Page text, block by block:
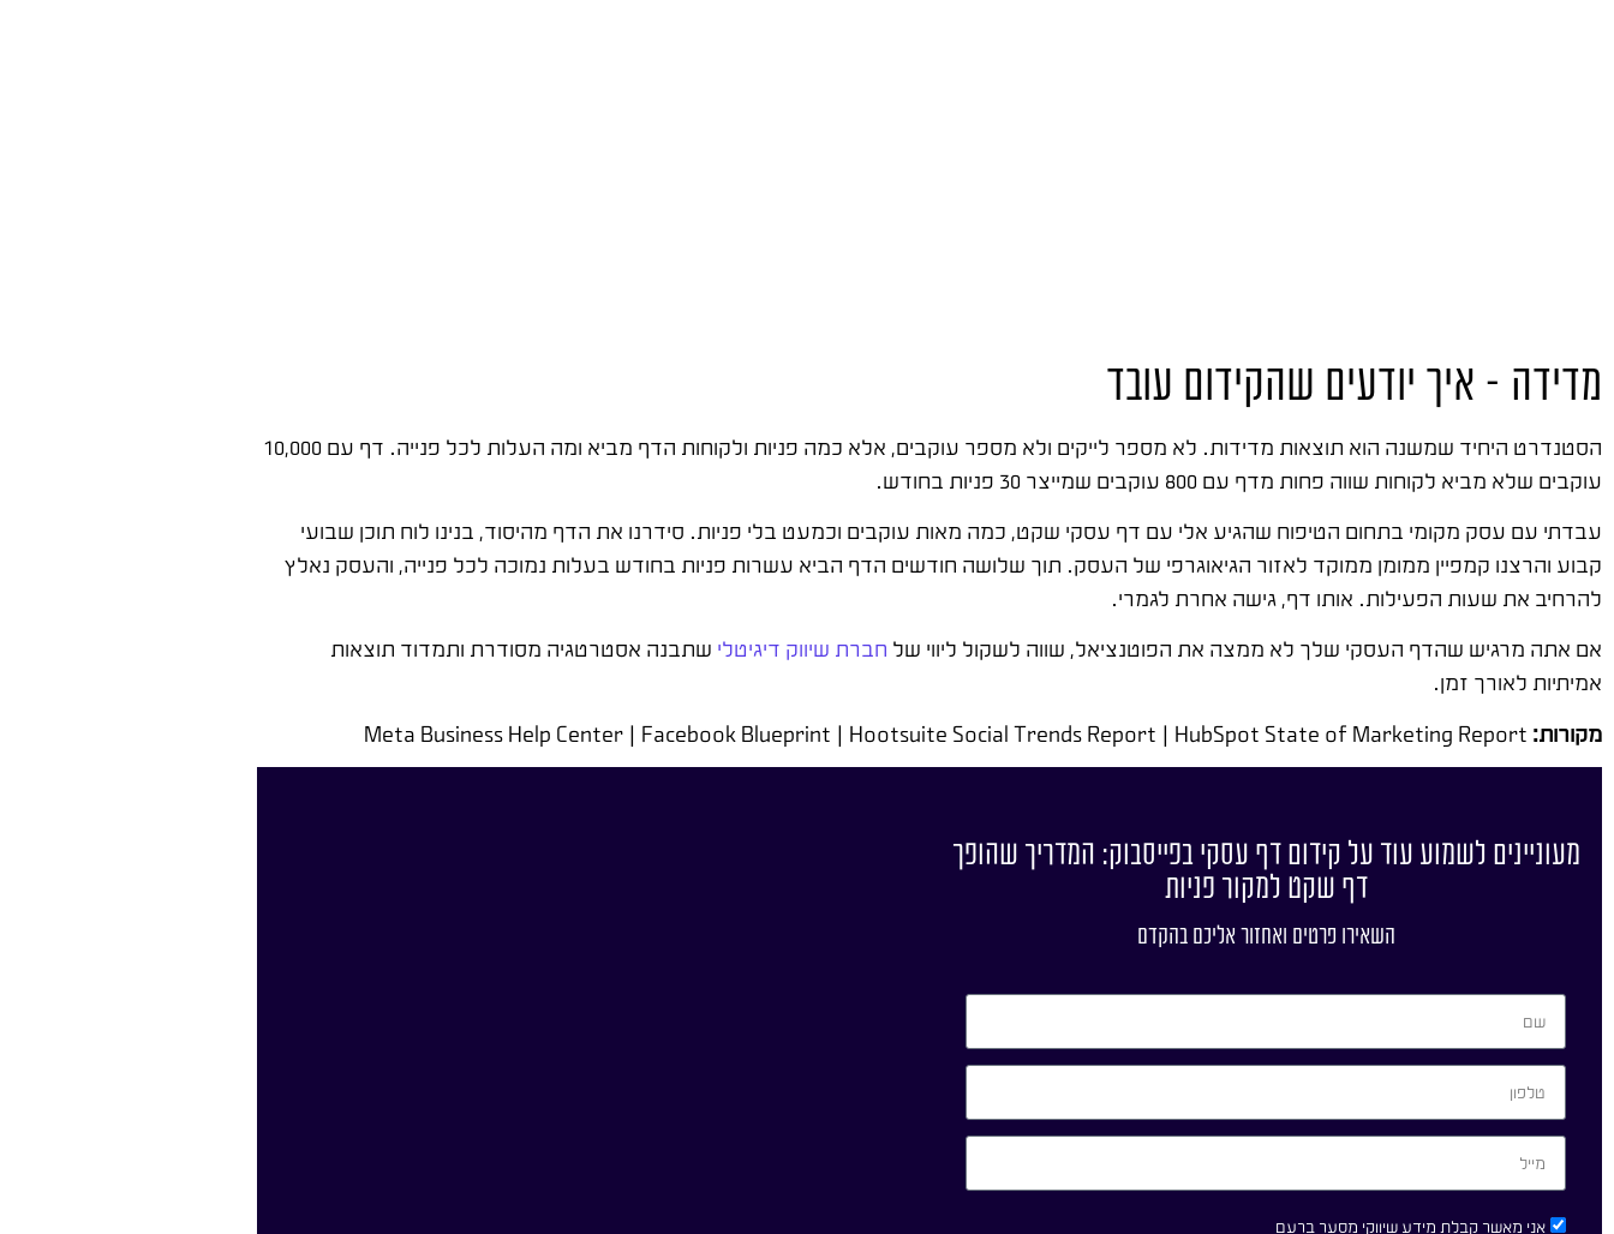
מדידה – איך יודעים שהקידום עובד
הסטנדרט היחיד שמשנה הוא תוצאות מדידות. לא מספר לייקים ולא מספר עוקבים, אלא כמה פניות ולקוחות הדף מביא ומה העלות לכל פנייה. דף עם 10,000
עוקבים שלא מביא לקוחות שווה פחות מדף עם 800 עוקבים שמייצר 30 פניות בחודש.
עבדתי עם עסק מקומי בתחום הטיפוח שהגיע אלי עם דף עסקי שקט, כמה מאות עוקבים וכמעט בלי פניות. סידרנו את הדף מהיסוד, בנינו לוח תוכן שבועי
קבוע והרצנו קמפיין ממומן ממוקד לאזור הגיאוגרפי של העסק. תוך שלושה חודשים הדף הביא עשרות פניות בחודש בעלות נמוכה לכל פנייה, והעסק נאלץ
להרחיב את שעות הפעילות. אותו דף, גישה אחרת לגמרי.
אם אתה מרגיש שהדף העסקי שלך לא ממצה את הפוטנציאל, שווה לשקול ליווי של חברת שיווק דיגיטלי שתבנה אסטרטגיה מסודרת ותמדוד תוצאות
אמיתיות לאורך זמן.
מקורות:
מעוניינים לשמוע עוד על קידום דף עסקי בפייסבוק: המדריך שהופך
דף שקט למקור פניות
השאירו פרטים ואחזור אליכם בהקדם
אני מאשר קבלת מידע שיווקי מסער ברעם